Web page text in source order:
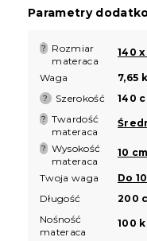
Parametry
?
Rozmiar
materaca
140
Waga 7,65
? Szerokość 140
?
Twardość
materaca
?
Wysokość
materaca
10 cm
Twoja waga
Do
Długość
200
Nośność
materaca
100